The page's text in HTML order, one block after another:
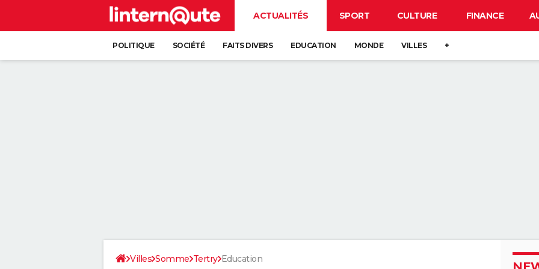
ACTUALITÉS SPORT CULTURE FINANCE
POLITIQUE SOCIÉTÉ FAITS DIVERS EDUCATION MONDE VILLES +
Villes Somme Tertry Education